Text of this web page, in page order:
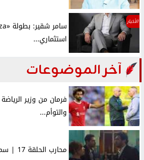
الأخبار
استثماري...
آخر الموضوعات
فرمان من وزير
والتوأم...
محارب الحلقة 17 | سما إبراهيم تتعرض لأزمة...